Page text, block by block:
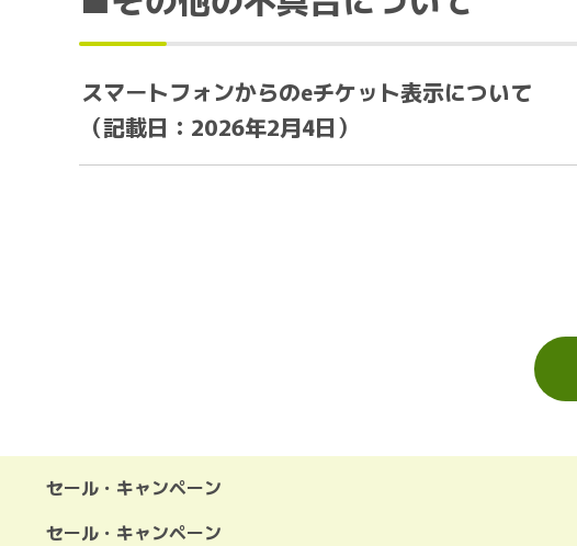
スマートフォンからのeチケット表示について
（記載日：2026年2月4日）
セール・キャンペーン
セール・キャンペーン